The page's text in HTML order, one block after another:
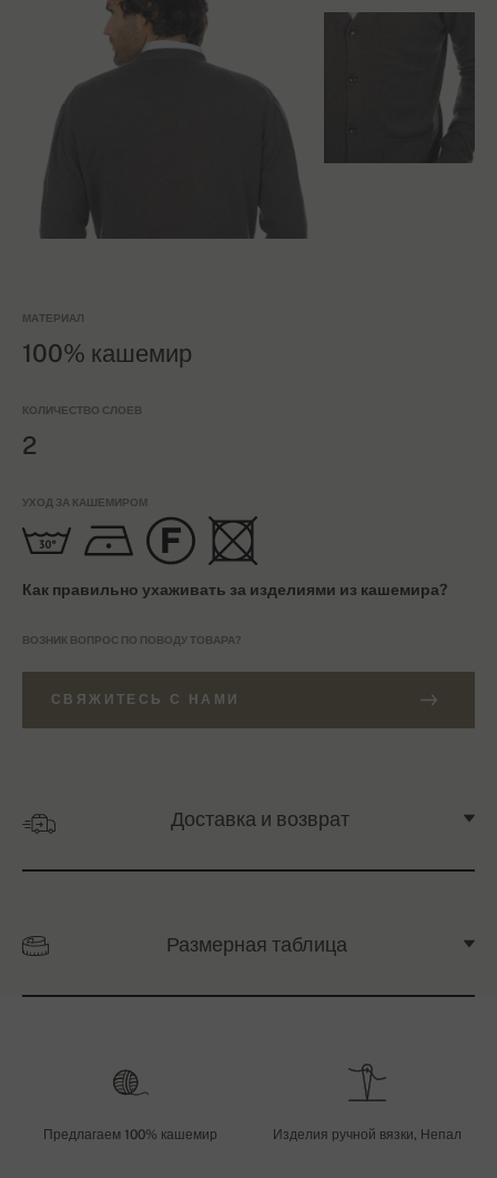
МАТЕРИАЛ
100% кашемир
КОЛИЧЕСТВО СЛОЕВ
2
УХОД ЗА КАШЕМИРОМ
Как правильно ухаживать за изделиями из кашемира?
ВОЗНИК ВОПРОС ПО ПОВОДУ ТОВАРА?
СВЯЖИТЕСЬ С НАМИ
Доставка и возврат
Размерная таблица
Предлагаем 100% кашемир Изделия ручной вязки, Непал